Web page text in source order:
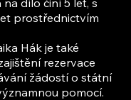
dílo činí 5 let, s
prostřednictvím
Hák je také
rezervace
žádostí o státní
pomocí.